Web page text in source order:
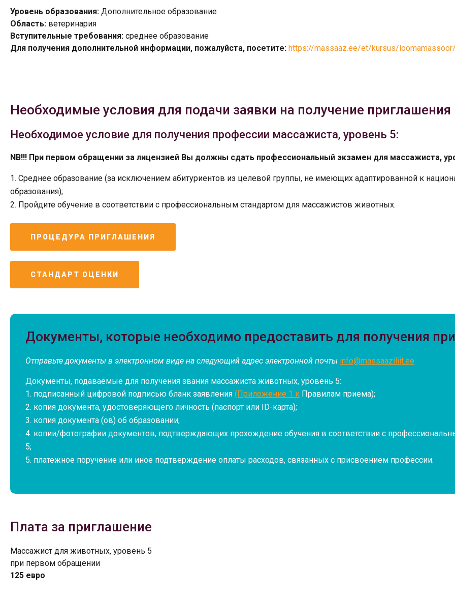
Уровень образования: Дополнительное образование
Область: ветеринария
Вступительные требования: среднее образование
Для получения дополнительной информации, пожалуйста, посетите: https://massaaz.ee/et/kursus/loomamassoor/
Необходимые условия для подачи заявки на получение приглашения
Необходимое условие для получения профессии массажиста, уровень 5:
NB!!! При первом обращении за лицензией Вы должны сдать профессиональный экзамен для массажиста,
Среднее образование (за исключением абитуриентов из целевой группы, не имеющих адаптированной к
образования);
Пройдите обучение в соответствии с профессиональным стандартом для массажистов животных.
ПРОЦЕДУРА ПРИГЛАШЕНИЯ
СТАНДАРТ ОЦЕНКИ
Документы, которые необходимо предоставить для получения
Отправьте документы в электронном виде на следующий адрес электронной почты info@massaaziliit.ee
Документы, подаваемые для получения звания массажиста животных, уровень 5:
подписанный цифровой подписью бланк заявления (Приложение 1 к Правилам приема);
копия документа, удостоверяющего личность (паспорт или ID-карта);
копия документа (ов) об образовании;
копии/фотографии документов, подтверждающих прохождение обучения в соответствии с
5;
платежное поручение или иное подтверждение оплаты расходов, связанных с присвоением профессии.
Плата за приглашение
Массажист для животных, уровень 5
при первом обращении
125 евро